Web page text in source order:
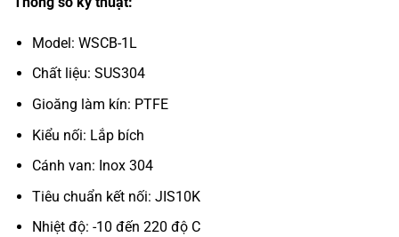
Model: WSCB-1L
Chất liệu: SUS304
Gioăng làm kín: PTFE
Kiểu nối: Lắp bích
Cánh van: Inox 304
Tiêu chuẩn kết nối: JIS10K
Nhiệt độ: -10 đến 220 độ C